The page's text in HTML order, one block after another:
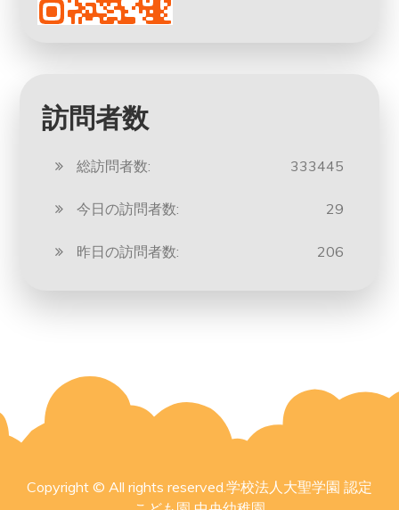
訪問者数
333445
総訪問者数:
29
今日の訪問者数:
206
昨日の訪問者数:
Copyright © All rights reserved.学校法人大聖学園 認定